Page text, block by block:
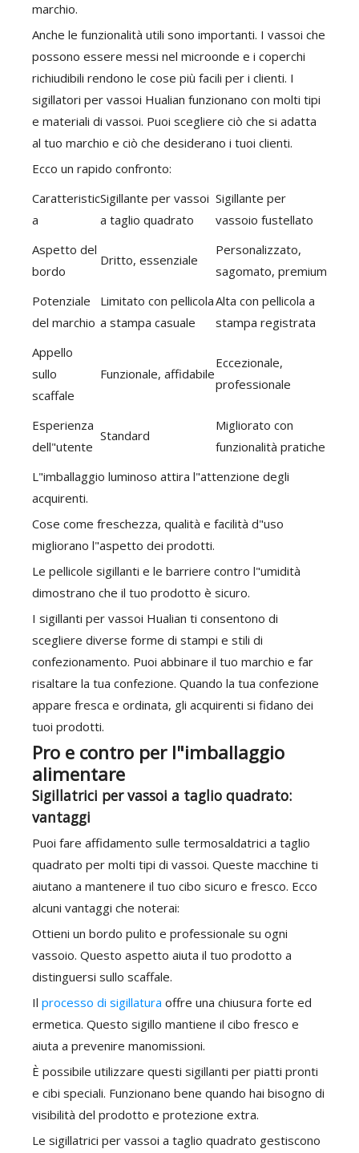
marchio.
Anche le funzionalità utili sono importanti. I vassoi che
possono essere messi nel microonde e i coperchi
richiudibili rendono le cose più facili per i clienti. I
sigillatori per vassoi Hualian funzionano con molti tipi
e materiali di vassoi. Puoi scegliere ciò che si adatta
al tuo marchio e ciò che desiderano i tuoi clienti.
Ecco un rapido confronto:
Caratteristic
a
Sigillante per vassoi
a taglio quadrato
Sigillante per
vassoio fustellato
Aspetto del
bordo
Dritto, essenziale
Personalizzato,
sagomato, premium
Potenziale
del marchio
Limitato con pellicola
a stampa casuale
Alta con pellicola a
stampa registrata
Appello
sullo
scaffale
Funzionale, affidabile
Eccezionale,
professionale
Esperienza
dell"utente
Standard
Migliorato con
funzionalità pratiche
L"imballaggio luminoso attira l"attenzione degli
acquirenti.
Cose come freschezza, qualità e facilità d"uso
migliorano l"aspetto dei prodotti.
Le pellicole sigillanti e le barriere contro l"umidità
dimostrano che il tuo prodotto è sicuro.
I sigillanti per vassoi Hualian ti consentono di
scegliere diverse forme di stampi e stili di
confezionamento. Puoi abbinare il tuo marchio e far
risaltare la tua confezione. Quando la tua confezione
appare fresca e ordinata, gli acquirenti si fidano dei
tuoi prodotti.
Pro e contro per l"imballaggio
alimentare
Sigillatrici per vassoi a taglio quadrato:
vantaggi
Puoi fare affidamento sulle termosaldatrici a taglio
quadrato per molti tipi di vassoi. Queste macchine ti
aiutano a mantenere il tuo cibo sicuro e fresco. Ecco
alcuni vantaggi che noterai:
Ottieni un bordo pulito e professionale su ogni
vassoio. Questo aspetto aiuta il tuo prodotto a
distinguersi sullo scaffale.
Il processo di sigillatura offre una chiusura forte ed
ermetica. Questo sigillo mantiene il cibo fresco e
aiuta a prevenire manomissioni.
È possibile utilizzare questi sigillanti per piatti pronti
e cibi speciali. Funzionano bene quando hai bisogno di
visibilità del prodotto e protezione extra.
Le sigillatrici per vassoi a taglio quadrato gestiscono